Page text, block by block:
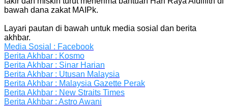
bawah dana zakat MAIPk.
Layari pautan di bawah untuk media sosial dan berita
akhbar.
Media Sosial : Facebook
Berita Akhbar : Kosmo
Berita Akhbar : Sinar Harian
Berita Akhbar : Utusan Malaysia
Berita Akhbar : Malaysia Gazette Perak
Berita Akhbar : New Straits Times
Berita Akhbar : Astro Awani